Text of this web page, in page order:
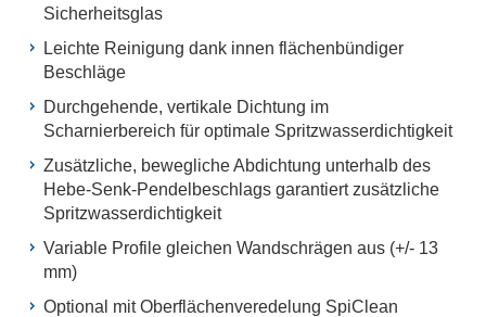
Sicherheitsglas
Leichte Reinigung dank innen flächenbündiger
Beschläge
Durchgehende, vertikale Dichtung im
Scharnierbereich für optimale Spritzwasserdichtigkeit
Zusätzliche, bewegliche Abdichtung unterhalb des
Hebe-Senk-Pendelbeschlags garantiert zusätzliche
Spritzwasserdichtigkeit
Variable Profile gleichen Wandschrägen aus (+/- 13
mm)
Optional mit Oberflächenveredelung SpiClean